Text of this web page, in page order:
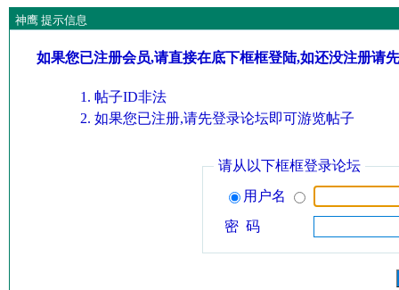
神鹰 提示信息
如果您已注册会员,请直接在底下框框登陆,如还没注册请
帖子ID非法
如果您已注册,请先登录论坛即可游览帖子
请从以下框框登录论坛
用户名
密 码